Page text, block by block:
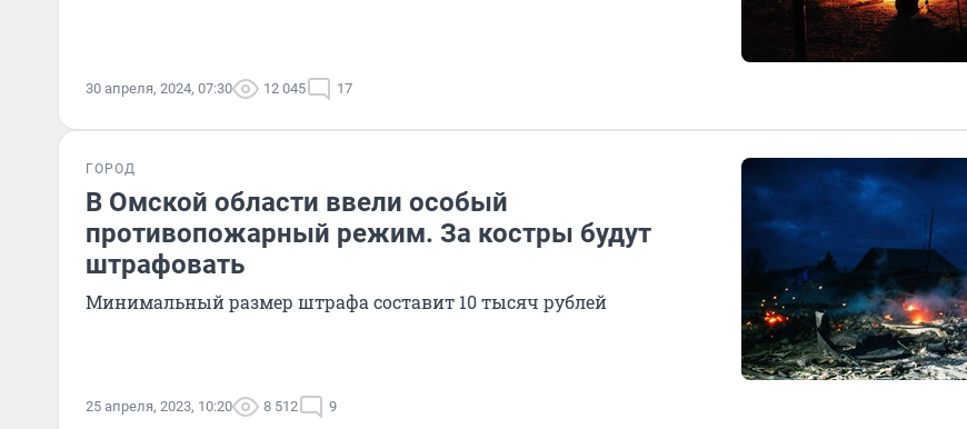
30 апреля, 2024, 07:30 12 045 17
ГОРОД
В Омской области ввели особый
противопожарный режим. За костры будут
штрафовать
Минимальный размер штрафа составит 10 тысяч рублей
25 апреля, 2023, 10:20 8 512 9